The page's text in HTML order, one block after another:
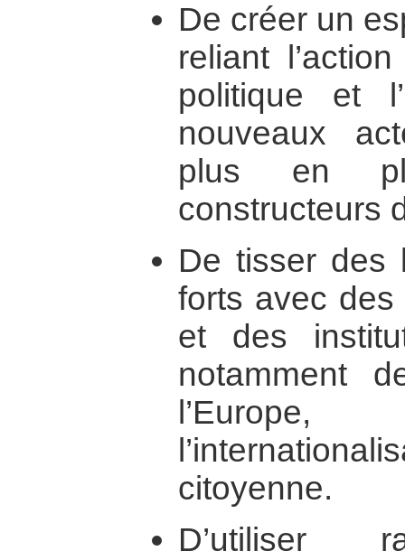
De créer un
reliant
politique et
nouveaux
plus en
constructeurs
De tisser des
forts avec
et des
notamment
citoyenne.
D’utiliser